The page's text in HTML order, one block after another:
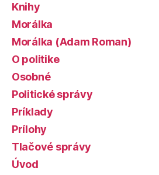
Knihy
Morálka
Morálka (Adam Roman)
O politike
Osobné
Politické správy
Príklady
Prílohy
Tlačové správy
Úvod